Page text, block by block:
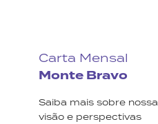
Carta Mensal
Monte Bravo
Saiba mais sobre nossa
visão e perspectivas